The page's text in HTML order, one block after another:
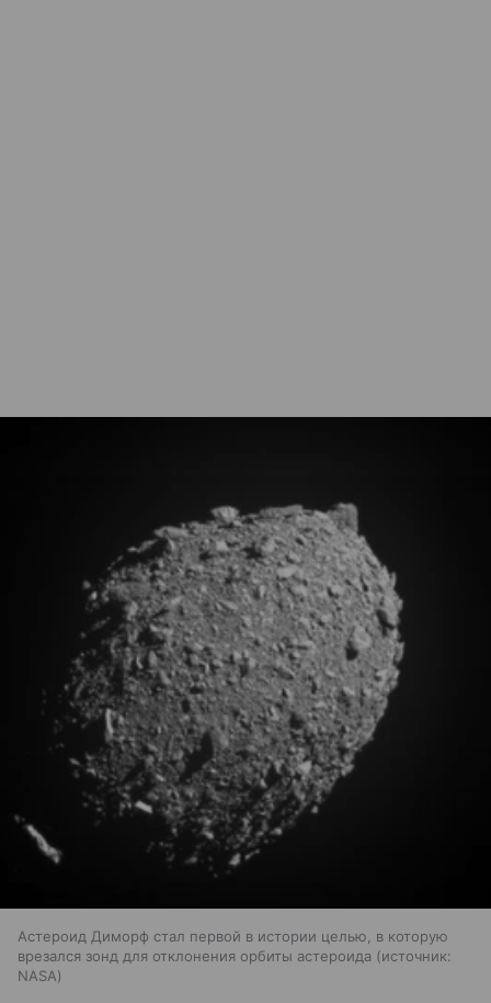
Астероид Диморф стал первой в истории целью, в которую
врезался зонд для отклонения орбиты астероида
источник:
NASA